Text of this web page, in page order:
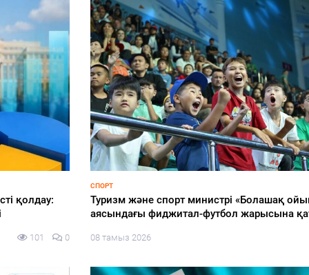
Туризм және спорт министрі «Болашақ ойындары 2026»
аясындағы фиджитал-футбол жарысына қатысты
08 тамыз 2026